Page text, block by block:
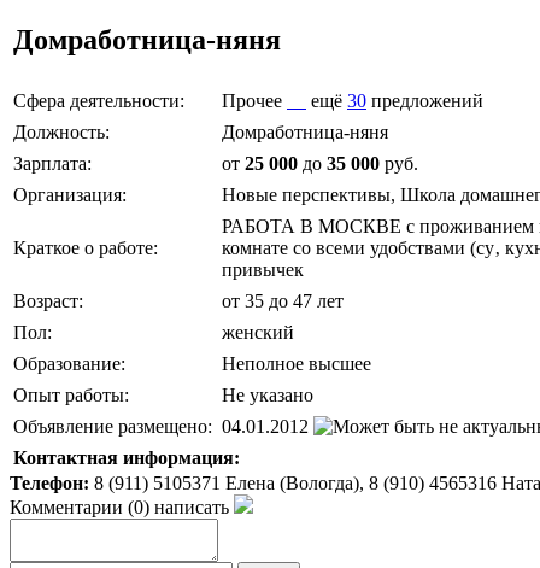
Домработница-няня
Сфера деятельности: Прочее ещё 30 предложений
Должность:
Домработница-няня
Зарплата:
от 25 000 до 35 000 руб.
Организация:
Новые перспективы, Школа
Краткое о работе:
РАБОТА В МОСКВЕ с проживанием в
комнате со всеми удобствами (су‚
привычек
Возраст:
от 35 до 47 лет
Пол:
женский
Образование:
Неполное высшее
Опыт работы:
Не указано
Объявление размещено: 04.01.2012
Контактная информация:
Телефон: 8 (911) 5105371 Елена (Вологда), 8 (910) 4565316
Комментарии (0) написать